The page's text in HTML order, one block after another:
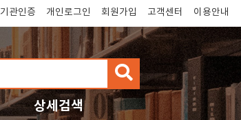
기관인증 개인로그인 회원가입 고객센터 이용안내
검
색
상세검색